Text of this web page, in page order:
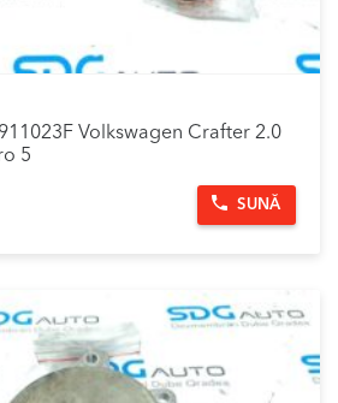
Volkswagen Crafter 2.0
5
SUNĂ